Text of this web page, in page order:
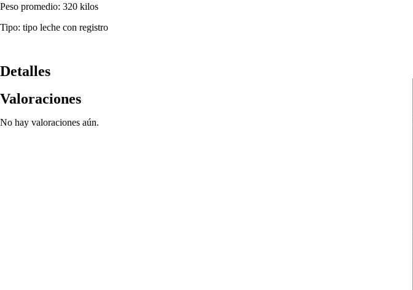
Peso promedio: 320 kilos
Tipo: tipo leche con registro
Detalles
Valoraciones
No hay valoraciones aún.